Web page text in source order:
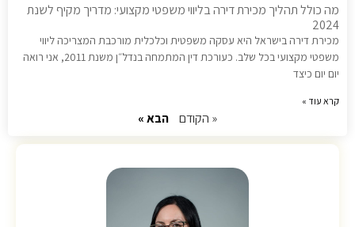
מה כולל תהליך מכירת דירה בליווי משפטי מקצועי: מדריך מקיף לשנת
2024
מכירת דירה בישראל היא עסקה משפטית וכלכלית מורכבת המצריכה ליווי
משפטי מקצועי בכל שלב. כעורכת דין המתמחה בנדל״ן משנת 2011, אני רואה
יום יום כיצד
קרא עוד »
« הקודם הבא »